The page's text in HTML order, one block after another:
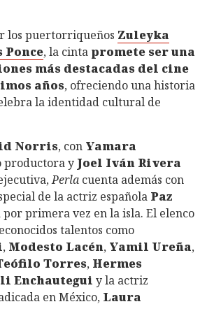
los puertorriqueños Zuleyka
Ponce, la cinta promete ser una
más destacadas del cine
años, ofreciendo una historia
la identidad cultural de
Norris, con Yamara
productora y Joel Iván Rivera
Perla cuenta además con
de la actriz española Paz
primera vez en la isla. El elenco
talentos como
, Modesto Lacén, Yamil Ureña,
Torres, Hermes
Enchautegui y la actriz
en México, Laura